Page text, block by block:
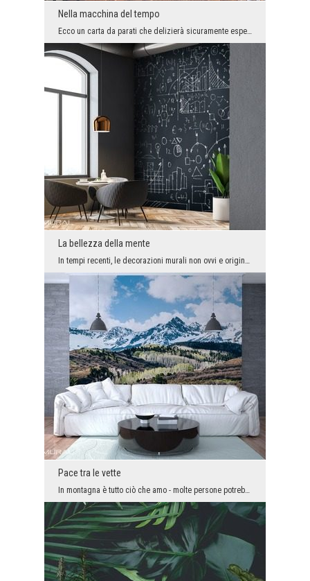
Nella macchina del tempo
Ecco un carta da parati che delizierà sicuramente esperti di bellezza sofisticati. La sua eleganz...
La bellezza della mente
In tempi recenti, le decorazioni murali non ovvi e originali sono diventate sempre più popolari. ...
Pace tra le vette
In montagna è tutto ciò che amo - molte persone potrebbero dirlo. Gli amanti delle passeggiate e ...